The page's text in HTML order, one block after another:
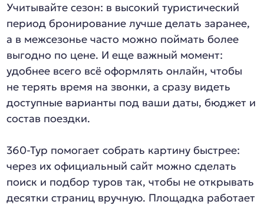
Учитывайте сезон: в высокий туристический
период бронирование лучше делать заранее,
а в межсезонье часто можно поймать более
выгодно по цене. И еще важный момент:
удобнее всего всё оформлять онлайн, чтобы
не терять время на звонки, а сразу видеть
доступные варианты под ваши даты, бюджет и
состав поездки.
360-Тур помогает собрать картину быстрее:
через их официальный сайт можно сделать
поиск и подбор туров так, чтобы не открывать
десятки страниц вручную. Площадка работает